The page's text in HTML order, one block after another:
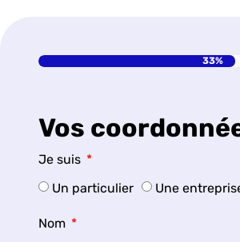
33%
Vos
Je suis
Un particulier
Une
Nom